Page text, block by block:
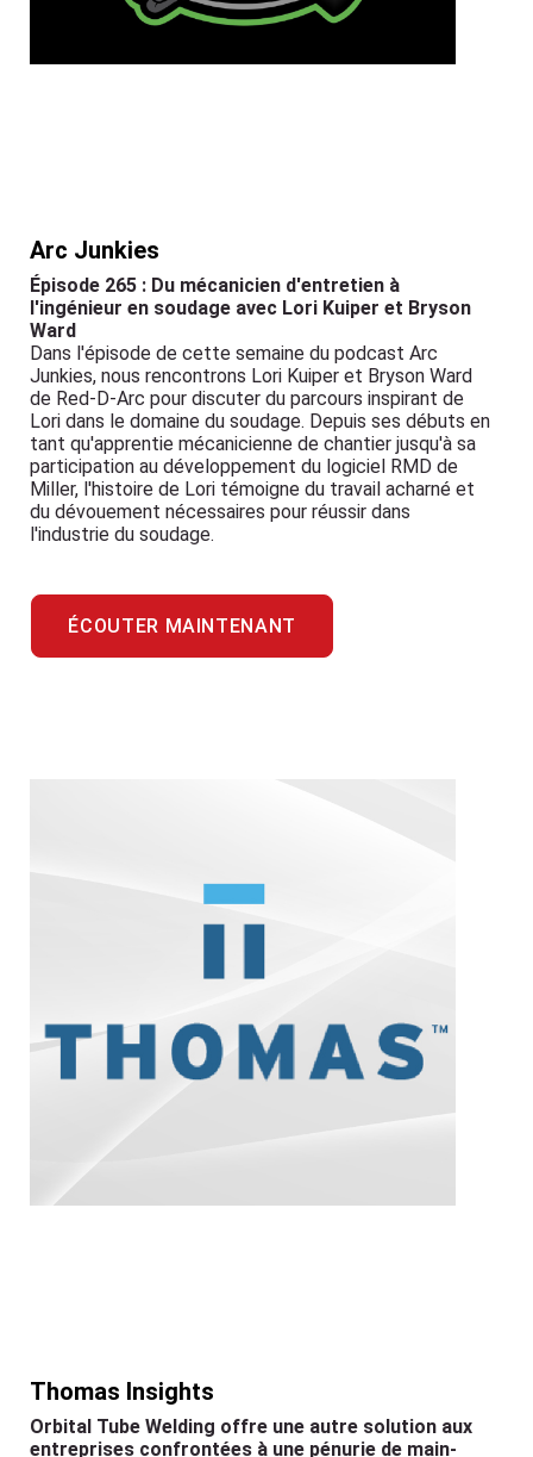
Arc Junkies
Épisode 265 : Du mécanicien d'entretien à
l'ingénieur en soudage avec Lori Kuiper et Bryson
Ward
Dans l'épisode de cette semaine du podcast Arc
Junkies, nous rencontrons Lori Kuiper et Bryson Ward
de Red-D-Arc pour discuter du parcours inspirant de
Lori dans le domaine du soudage. Depuis ses débuts en
tant qu'apprentie mécanicienne de chantier jusqu'à sa
participation au développement du logiciel RMD de
Miller, l'histoire de Lori témoigne du travail acharné et
du dévouement nécessaires pour réussir dans
l'industrie du soudage.
ÉCOUTER MAINTENANT
Thomas Insights
Orbital Tube Welding offre une autre solution aux
entreprises confrontées à une pénurie de main-